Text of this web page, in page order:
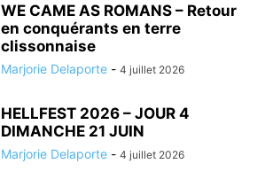
WE CAME AS ROMANS – Retour
en conquérants en terre
clissonnaise
Marjorie Delaporte - 4 juillet 2026
HELLFEST 2026 – JOUR 4
DIMANCHE 21 JUIN
Marjorie Delaporte - 4 juillet 2026